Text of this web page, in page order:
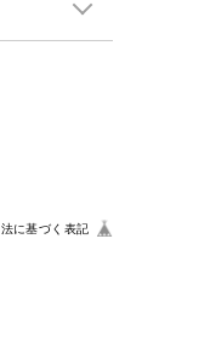
に基づく表記